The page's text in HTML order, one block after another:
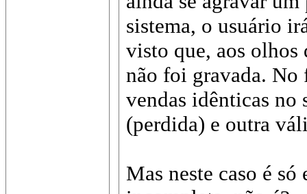
sistema, o usuário
visto que, aos olhos
não foi gravada. No
vendas idênticas no
(perdida) e outra
Mas neste caso é